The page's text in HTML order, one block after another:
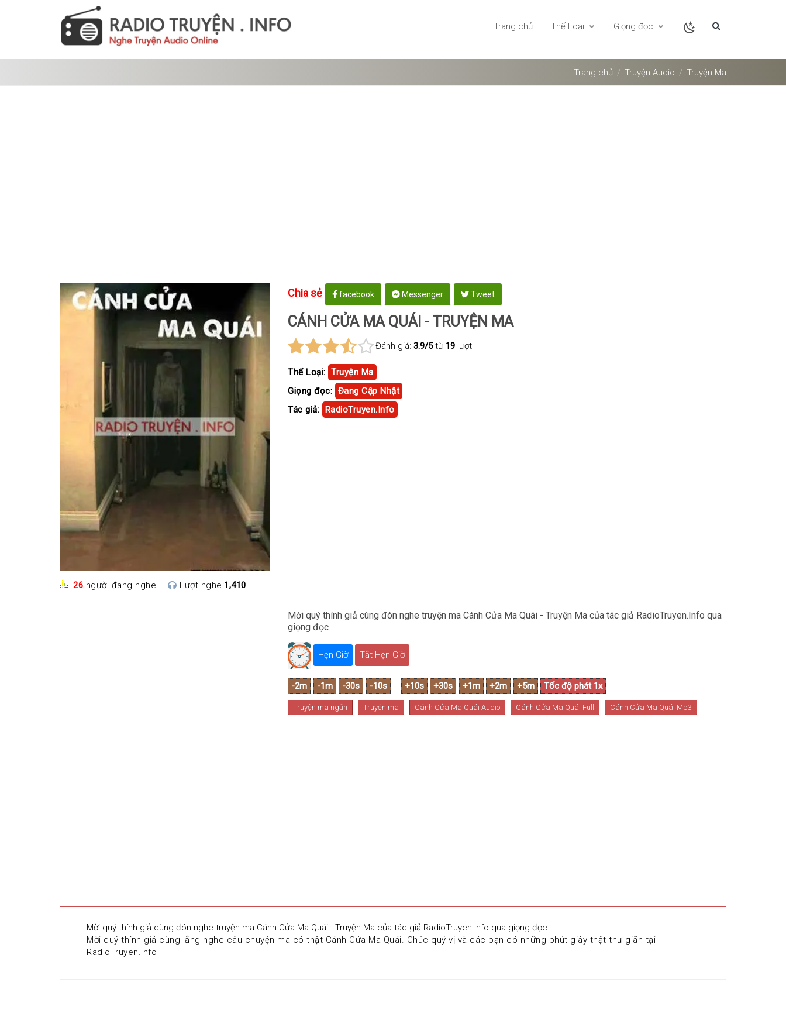
Trang chủ Thể Loại Giọng đọc
Trang chủ Truyện Audio Truyện Ma
26 người đang nghe Lượt nghe:1,410
Chia sẻ facebook Messenger Tweet
CÁNH CỬA MA QUÁI - TRUYỆN MA
Đánh giá: 3.9/5từ 19 lượt
Thể Loại: Truyện Ma
Giọng đọc: Đang Cập Nhật
Tác giả: RadioTruyen.Info
Mời quý thính giả cùng đón nghe truyện ma Cánh Cửa Ma Quái - Truyện Ma của tác giả RadioTruyen.Info qua
giọng đọc
Hẹn Giờ Tắt Hẹn Giờ
Truyện ma ngắn Truyện ma Cánh Cửa Ma Quái Audio Cánh Cửa Ma Quái Full Cánh Cửa Ma Quái Mp3
Mời quý thính giả cùng đón nghe truyện ma Cánh Cửa Ma Quái - Truyện Ma của tác giả RadioTruyen.Info qua giọng đọc
Mời quý thính giả cùng lắng nghe câu chuyện ma có thật Cánh Cửa Ma Quái. Chúc quý vị và các bạn có những phút giây thật thư giãn tại
RadioTruyen.Info